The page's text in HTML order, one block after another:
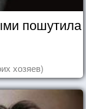
пошутила
хозяев)